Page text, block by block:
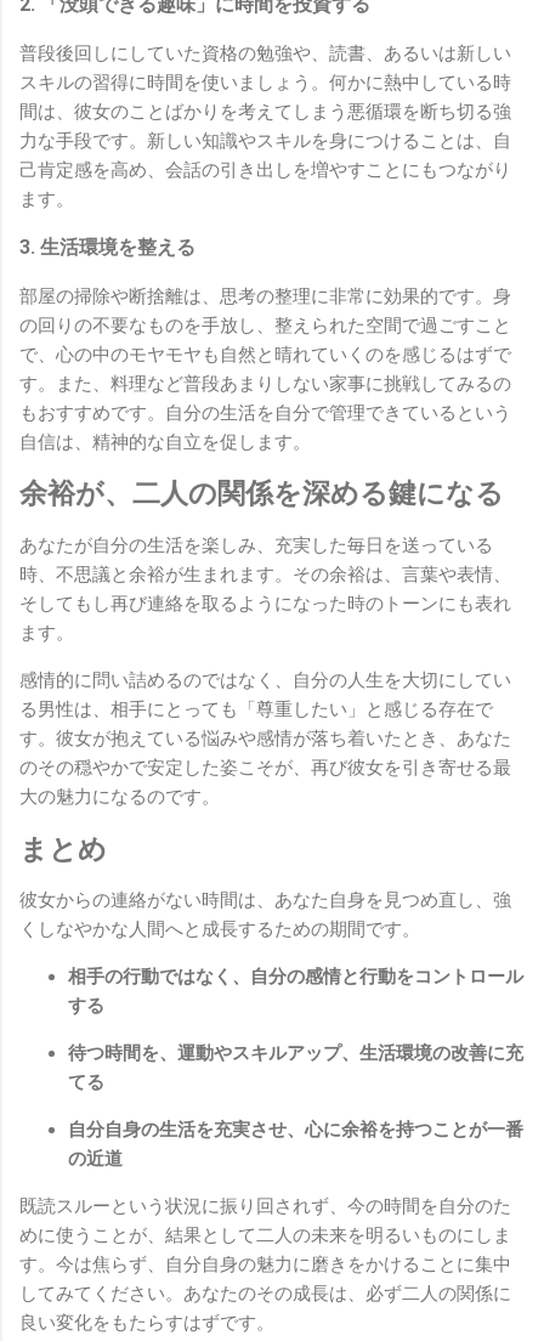
普段後回しにしていた資格の勉強や、読書、あるいは新しい
スキルの習得に時間を使いましょう。何かに熱中している時
間は、彼女のことばかりを考えてしまう悪循環を断ち切る強
力な手段です。新しい知識やスキルを身につけることは、自
己肯定感を高め、会話の引き出しを増やすことにもつながり
ます。
3. 生活環境を整える
部屋の掃除や断捨離は、思考の整理に非常に効果的です。身
の回りの不要なものを手放し、整えられた空間で過ごすこと
で、心の中のモヤモヤも自然と晴れていくのを感じるはずで
す。また、料理など普段あまりしない家事に挑戦してみるの
もおすすめです。自分の生活を自分で管理できているという
自信は、精神的な自立を促します。
余裕が、二人の関係を深める鍵になる
あなたが自分の生活を楽しみ、充実した毎日を送っている
時、不思議と余裕が生まれます。その余裕は、言葉や表情、
そしてもし再び連絡を取るようになった時のトーンにも表れ
ます。
感情的に問い詰めるのではなく、自分の人生を大切にしてい
る男性は、相手にとっても「尊重したい」と感じる存在で
す。彼女が抱えている悩みや感情が落ち着いたとき、あなた
のその穏やかで安定した姿こそが、再び彼女を引き寄せる最
大の魅力になるのです。
まとめ
彼女からの連絡がない時間は、あなた自身を見つめ直し、強
くしなやかな人間へと成長するための期間です。
相手の行動ではなく、自分の感情と行動をコントロール
する
待つ時間を、運動やスキルアップ、生活環境の改善に充
てる
自分自身の生活を充実させ、心に余裕を持つことが一番
の近道
既読スルーという状況に振り回されず、今の時間を自分のた
めに使うことが、結果として二人の未来を明るいものにしま
す。今は焦らず、自分自身の魅力に磨きをかけることに集中
してみてください。あなたのその成長は、必ず二人の関係に
良い変化をもたらすはずです。